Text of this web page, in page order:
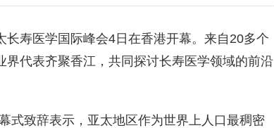
寿医学国际峰会4日在香港开幕。来自20多个
代表齐聚香江，共同探讨长寿医学领域的前沿
致辞表示，亚太地区作为世界上人口最稠密